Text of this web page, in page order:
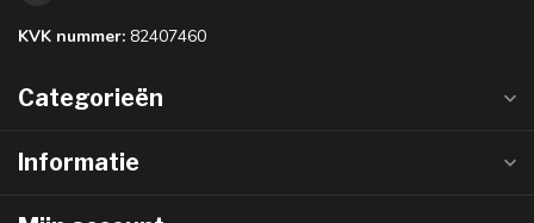
KVK nummer: 82407460
Categorieën
Informatie